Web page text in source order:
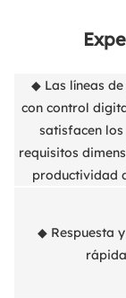
◆ Las líneas
con control
satisfacen
requisitos
productividad
◆ Respuesta